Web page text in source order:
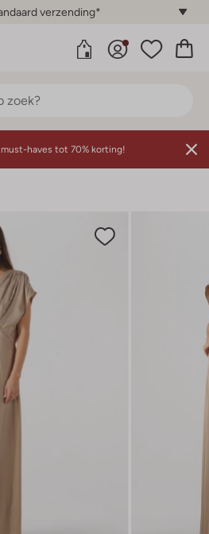
verzending*
haves tot 70% korting!